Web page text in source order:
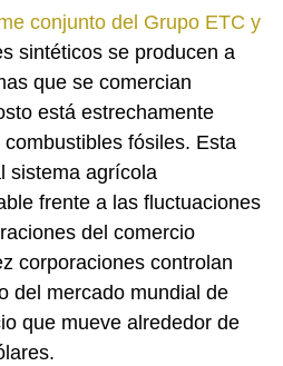
conjunto del Grupo ETC y
sintéticos se producen a
que se comercian
está estrechamente
combustibles fósiles. Esta
sistema agrícola
frente a las fluctuaciones
del comercio
corporaciones controlan
del mercado mundial de
que mueve alrededor de